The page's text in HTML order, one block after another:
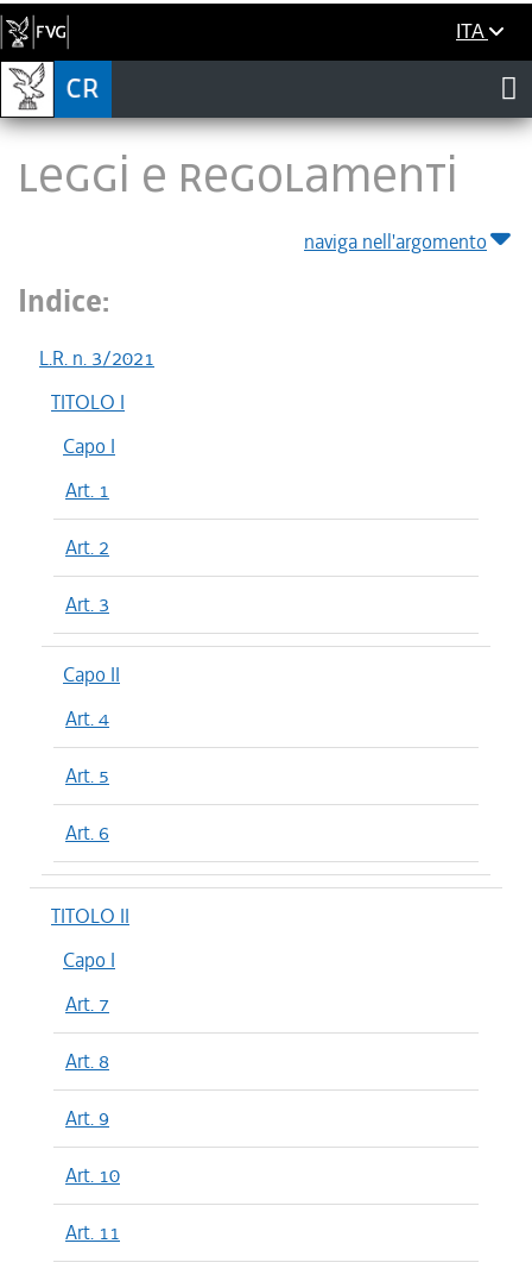
ITA
LEGGI E REGOLAMENTI
naviga nell'argomento
Indice:
L.R. n. 3/2021
TITOLO I
Capo I
Art. 1
Art. 2
Art. 3
Capo II
Art. 4
Art. 5
Art. 6
TITOLO II
Capo I
Art. 7
Art. 8
Art. 9
Art. 10
Art. 11